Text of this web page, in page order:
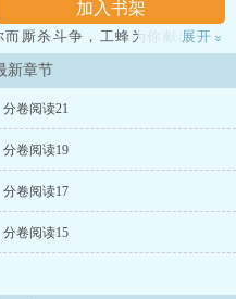
加入书架
厮杀斗争，工蜂为你献出生命
其妙。因为你不想成为蜂群的
之花蜂后你注：1、全文第二人
（内含一个扶她），全员单箭
展开 »
新章节
分卷阅读21
分卷阅读19
分卷阅读17
分卷阅读15